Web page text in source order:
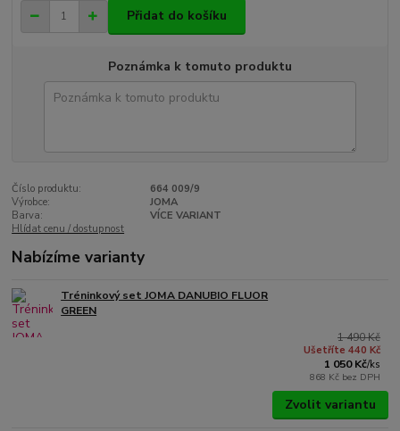
Přidat do košíku
Poznámka k tomuto produktu
Číslo produktu:
664 009/9
Výrobce:
JOMA
Barva:
VÍCE VARIANT
Hlídat cenu / dostupnost
Nabízíme varianty
Tréninkový set JOMA DANUBIO FLUOR
GREEN
1 490 Kč
Ušetříte 440 Kč
1 050 Kč/ks
868 Kč bez DPH
Zvolit variantu